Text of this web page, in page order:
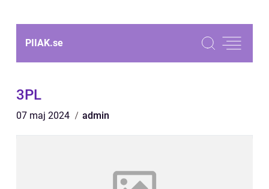
PIIAK.se
3PL
07 maj 2024 admin